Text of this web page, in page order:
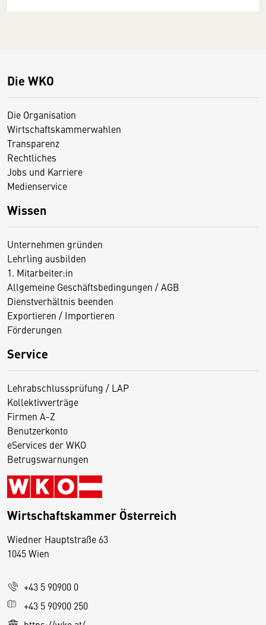
Die WKO
Die Organisation
Wirtschaftskammerwahlen
Transparenz
Rechtliches
Jobs und Karriere
Medienservice
Wissen
Unternehmen gründen
Lehrling ausbilden
1. Mitarbeiter:in
Allgemeine Geschäftsbedingungen / AGB
Dienstverhältnis beenden
Exportieren / Importieren
Förderungen
Service
Lehrabschlussprüfung / LAP
Kollektivverträge
Firmen A-Z
Benutzerkonto
eServices der WKO
Betrugswarnungen
Wirtschaftskammer Österreich
Wiedner Hauptstraße 63
1045 Wien
+43 5 90900 0
+43 5 90900 250
D
s
e
S